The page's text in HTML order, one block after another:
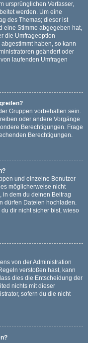
ursprünglichen Verfasser,
werden. Um eine
des Themas; dieser ist
eine Stimme abgegeben hat,
die Umfrageoption
haben, so kann
geändert oder
laufenden Umfragen
Gruppen vorbehalten sein.
oder andere Vorgänge
Berechtigungen. Frage
Berechtigungen.
und einzelne Benutzer
möglicherweise nicht
in dem du deinen Beitrag
dürfen Dateien hochladen.
dir nicht sicher bist, wieso
von der Administration
verstoßen hast, kann
dies die Entscheidung der
nichts mit dieser
sofern du die nicht